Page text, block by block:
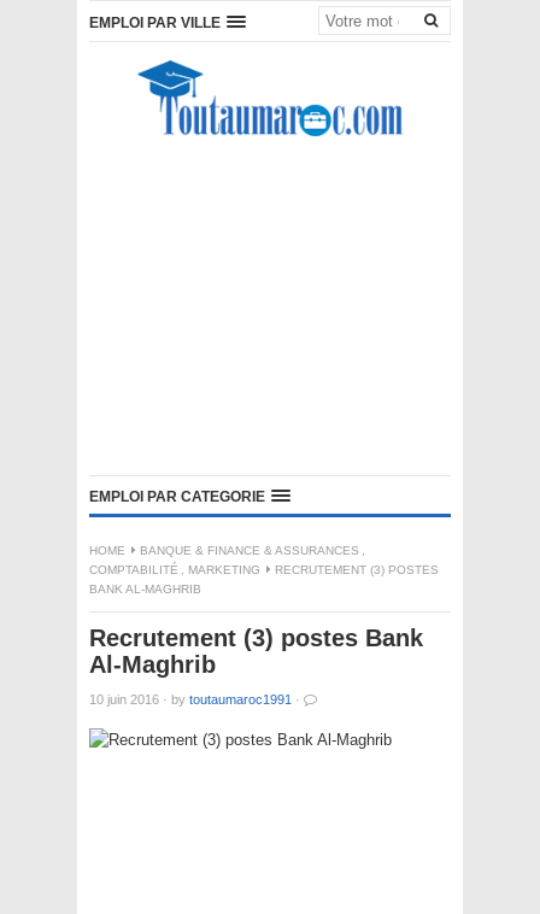
EMPLOI PAR VILLE
EMPLOI PAR CATEGORIE
HOME BANQUE & FINANCE & ASSURANCES ,
COMPTABILITÉ , MARKETING
RECRUTEMENT (3) POSTES
BANK AL-MAGHRIB
Recrutement (3) postes Bank
Al-Maghrib
10 juin 2016 · by toutaumaroc1991 ·